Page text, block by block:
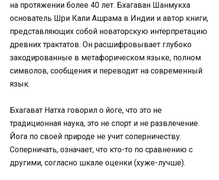
на протяжении более 40 лет. Бхагаван Шанмукха
основатель Шри Кали Ашрама в Индии и автор книги,
представляющих собой новаторскую интерпретацию
древних трактатов. Он расшифровывает глубоко
закодированные в метафорическом языке, полном
символов, сообщения и переводит на современный
язык.
Бхагават Натха говорил о йоге, что это не
традиционная наука, это не спорт и не развлечение.
Йога по своей природе не учит соперничеству.
Соперничать, означает, что кто-то по сравнению с
другими, согласно шкале оценки (хуже-лучше).